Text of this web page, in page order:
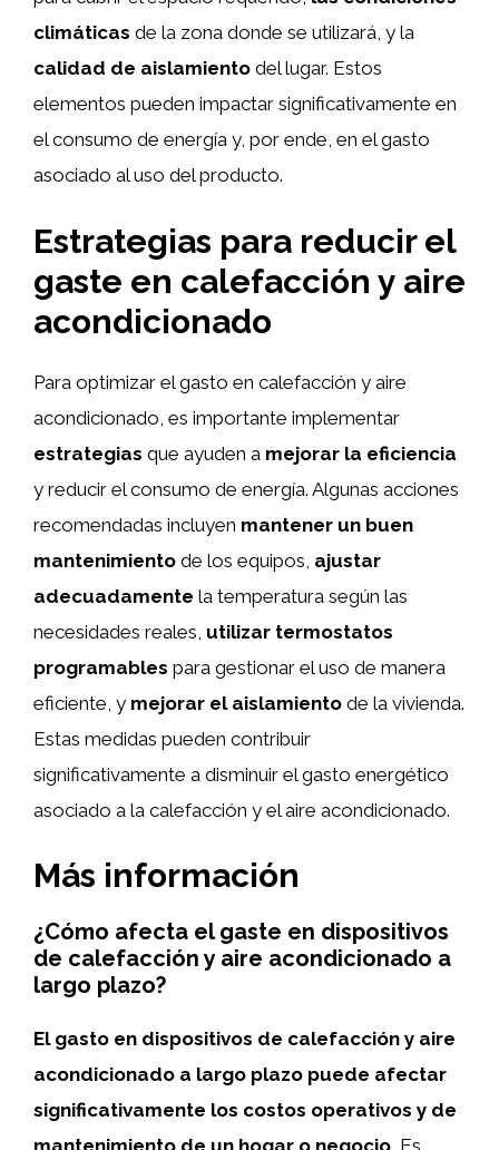
climáticas de la zona donde se utilizará, y la
calidad de aislamiento del lugar. Estos
elementos pueden impactar significativamente en
el consumo de energía y, por ende, en el gasto
asociado al uso del producto.
Estrategias para reducir el
gaste en calefacción y aire
acondicionado
Para optimizar el gasto en calefacción y aire
acondicionado, es importante implementar
estrategias que ayuden a mejorar la eficiencia
y reducir el consumo de energía. Algunas acciones
recomendadas incluyen mantener un buen
mantenimiento de los equipos, ajustar
adecuadamente la temperatura según las
necesidades reales, utilizar termostatos
programables para gestionar el uso de manera
eficiente, y mejorar el aislamiento de la vivienda.
Estas medidas pueden contribuir
significativamente a disminuir el gasto energético
asociado a la calefacción y el aire acondicionado.
Más información
¿Cómo afecta el gaste en dispositivos
de calefacción y aire acondicionado a
largo plazo?
El gasto en dispositivos de calefacción y aire
acondicionado a largo plazo puede afectar
significativamente los costos operativos y de
mantenimiento de un hogar o negocio. Es